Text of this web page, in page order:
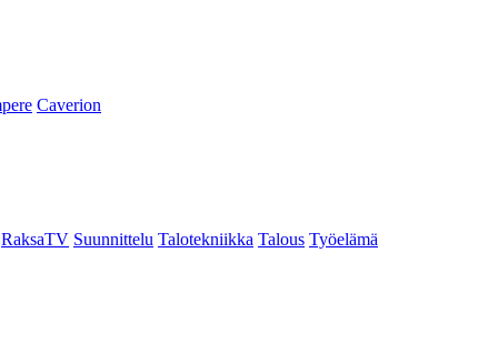
Caverion
RaksaTV Suunnittelu Talotekniikka Talous Työelämä